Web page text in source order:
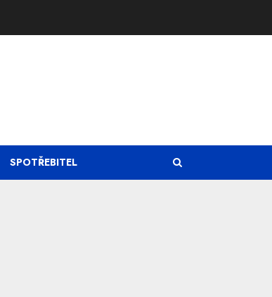
SPOTŘEBITEL